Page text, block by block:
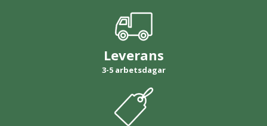
Leverans
3-5 arbetsdagar